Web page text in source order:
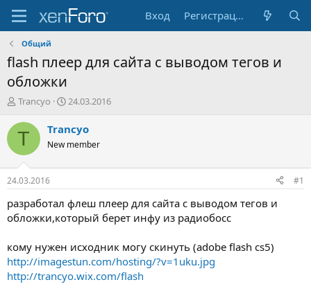
Вход Регистрация
Общий
flash плеер для сайта с выводом тегов и
обложки
А
т
т
е
м
ы
Trancyo
Д
т
н
а
л
а
24.03.2016
T Trancyo
New member
24.03.2016 #1
разработал флеш плеер для сайта с выводом тегов и
обложки,который берет инфу из радиобосс
кому нужен исходник могу скинуть (adobe flash cs5)
http://imagestun.com/hosting/?v=1uku.jpg
http://trancyo.wix.com/flash